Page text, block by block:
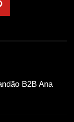
B2B Ana